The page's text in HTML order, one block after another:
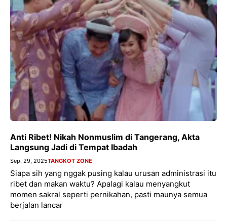
Anti Ribet! Nikah Nonmuslim di Tangerang, Akta
Langsung Jadi di Tempat Ibadah
Sep. 29, 2025TANGKOT ZONE
Siapa sih yang nggak pusing kalau urusan administrasi itu
ribet dan makan waktu? Apalagi kalau menyangkut
momen sakral seperti pernikahan, pasti maunya semua
berjalan lancar